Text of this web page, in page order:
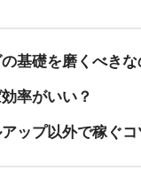
基礎を磨くべきな
率がいい？
ップ以外で稼ぐコ